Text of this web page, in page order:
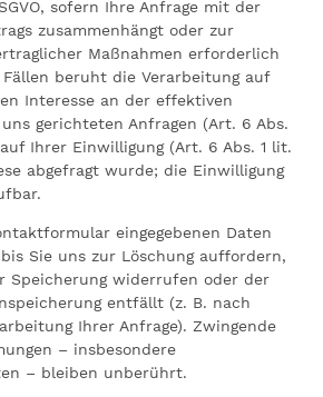
sofern Ihre Anfrage mit der
zusammenhängt oder zur
Maßnahmen erforderlich
beruht die Verarbeitung auf
Interesse an der effektiven
gerichteten Anfragen (Art. 6 Abs.
Ihrer Einwilligung (Art. 6 Abs. 1 lit.
abgefragt wurde; die Einwilligung
eingegebenen Daten
Sie uns zur Löschung auffordern,
Speicherung widerrufen oder der
entfällt (z. B. nach
Ihrer Anfrage). Zwingende
– insbesondere
– bleiben unberührt.